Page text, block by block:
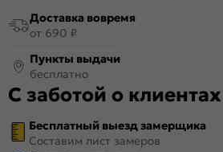
Доставка вовремя
от 690 ₽
Пункты выдачи
бесплатно
С заботой о клиентах
Бесплатный выезд замерщика
Составим лист замеров